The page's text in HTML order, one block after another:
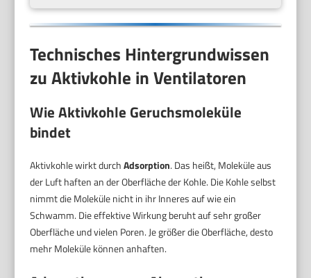
Technisches Hintergrundwissen
zu Aktivkohle in Ventilatoren
Wie Aktivkohle Geruchsmoleküle
bindet
Aktivkohle wirkt durchAdsorption. Das heißt, Moleküle aus
der Luft haften an der Oberfläche der Kohle. Die Kohle selbst
nimmt die Moleküle nicht in ihr Inneres auf wie ein
Schwamm. Die effektive Wirkung beruht auf sehr großer
Oberfläche und vielen Poren. Je größer die Oberfläche, desto
mehr Moleküle können anhaften.